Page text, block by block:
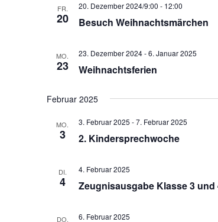
FR.
20 Besuch Weihnachtsmärchen
20. Dezember 2024/9:00 - 12:00
MO.
23 Weihnachtsferien
23. Dezember 2024-6. Januar 2025
Februar 2025
MO.
3 2. Kindersprechwoche
3. Februar 2025 -7. Februar 2025
DI.
4 Zeugnisausgabe Klasse 3 und
4. Februar 2025
DO. 6. Februar 2025